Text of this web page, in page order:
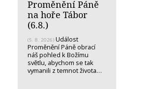
Proměnění Páně
na hoře Tábor
(6.8.)
(5. 8. 2026) Událost
Proměnění Páně obrací
náš pohled k Božímu
světlu, abychom se tak
vymanili z temnot života…